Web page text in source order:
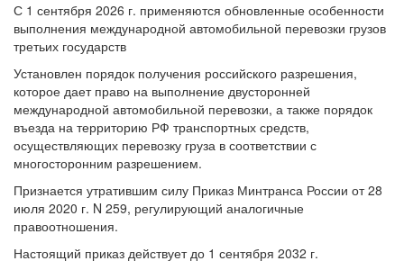
С 1 сентября 2026 г. применяются обновленные особенности
выполнения международной автомобильной перевозки грузов
третьих государств
Установлен порядок получения российского разрешения,
которое дает право на выполнение двусторонней
международной автомобильной перевозки, а также порядок
въезда на территорию РФ транспортных средств,
осуществляющих перевозку груза в соответствии с
многосторонним разрешением.
Признается утратившим силу Приказ Минтранса России от 28
июля 2020 г. N 259, регулирующий аналогичные
правоотношения.
Настоящий приказ действует до 1 сентября 2032 г.